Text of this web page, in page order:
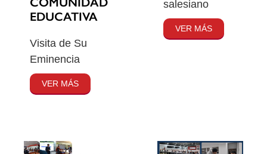
EDUCATIVA
Visita de Su
Eminencia
VER MÁS
salesiano
VER MÁS